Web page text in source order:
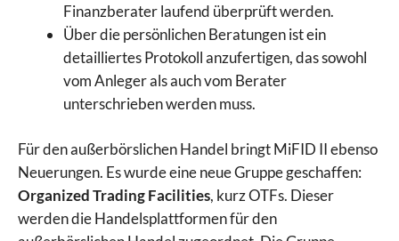
Finanzberater laufend überprüft werden.
Über die persönlichen Beratungen ist ein
detailliertes Protokoll anzufertigen, das sowohl
vom Anleger als auch vom Berater
unterschrieben werden muss.
Für den außerbörslichen Handel bringt MiFID II ebenso
Neuerungen. Es wurde eine neue Gruppe geschaffen:
Organized Trading Facilities, kurz OTFs. Dieser
werden die Handelsplattformen für den